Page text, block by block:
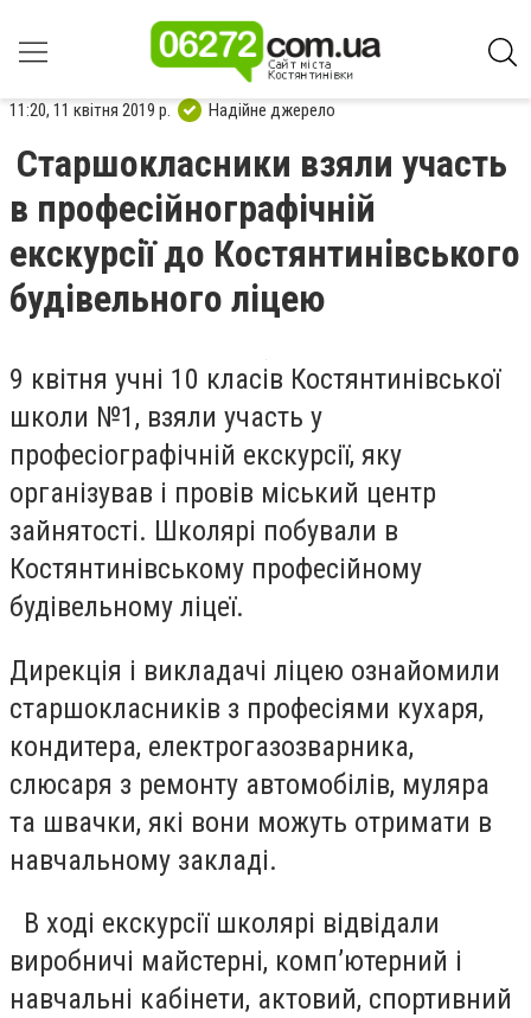
11:20, 11 квітня 2019 р. Надійне джерело
Старшокласники взяли участь
в професійнографічній
екскурсії до Костянтинівського
будівельного ліцею
9 квітня учні 10 класів Костянтинівської
школи №1, взяли участь у
професіографічній екскурсії, яку
організував і провів міський центр
зайнятості. Школярі побували в
Костянтинівському професійному
будівельному ліцеї.
Дирекція і викладачі ліцею ознайомили
старшокласників з професіями кухаря,
кондитера, електрогазозварника,
слюсаря з ремонту автомобілів, муляра
та швачки, які вони можуть отримати в
навчальному закладі.
В ході екскурсії школярі відвідали
виробничі майстерні, комп’ютерний і
навчальні кабінети, актовий, спортивний